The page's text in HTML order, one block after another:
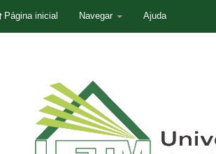
Página inicial Navegar Ajuda